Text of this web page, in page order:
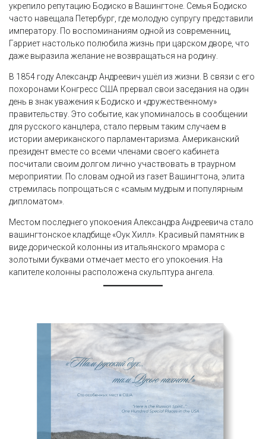
укрепило репутацию Бодиско в Вашингтоне. Семья Бодиско
часто навещала Петербург, где молодую супругу представили
императору. По воспоминаниям одной из современниц,
Гарриет настолько полюбила жизнь при царском дворе, что
даже выразила желание не возвращаться на родину.
В 1854 году Александр Андреевич ушёл из жизни. В связи с его
похоронами Конгресс США прервал свои заседания на один
день в знак уважения к Бодиско и «дружественному»
правительству. Это событие, как упоминалось в сообщении
для русского канцлера, стало первым таким случаем в
истории американского парламентаризма. Американский
президент вместе со всеми членами своего кабинета
посчитали своим долгом лично участвовать в траурном
мероприятии. По словам одной из газет Вашингтона, элита
стремилась попрощаться с «самым мудрым и популярным
дипломатом».
Местом последнего упокоения Александра Андреевича стало
вашингтонское кладбище «Оук Хилл». Красивый памятник в
виде дорической колонны из итальянского мрамора с
золотыми буквами отмечает место его упокоения. На
капителе колонны расположена скульптура ангела.